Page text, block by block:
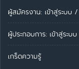
ผู้สมัครงาน: เข้าสู่ระบบ /
ผู้ประกอบการ: เข้าสู่ระบบ
เกร็ดความรู้